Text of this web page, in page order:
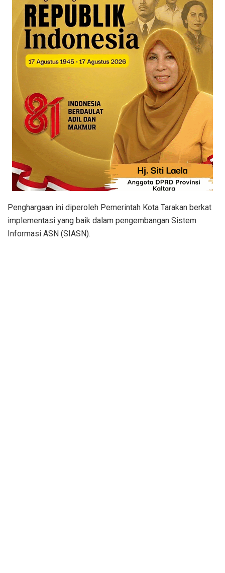
Penghargaan ini diperoleh Pemerintah Kota Tarakan berkat
implementasi yang baik dalam pengembangan Sistem
Informasi ASN (SIASN).